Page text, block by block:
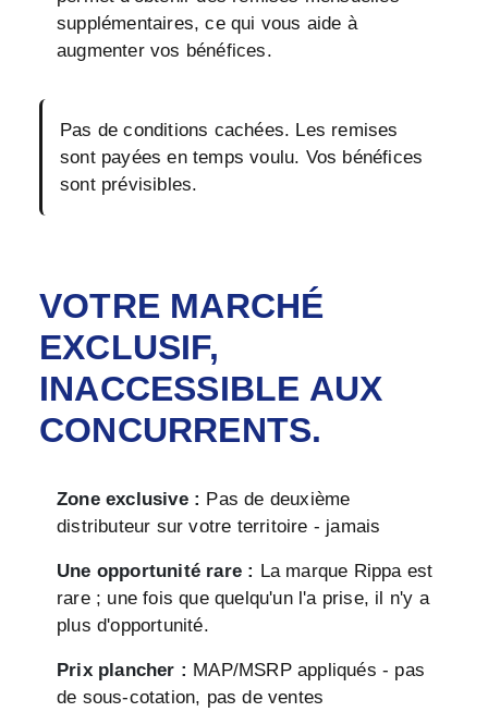
supplémentaires, ce qui vous aide à
augmenter vos bénéfices.
Pas de conditions cachées. Les remises
sont payées en temps voulu. Vos bénéfices
sont prévisibles.
VOTRE MARCHÉ
EXCLUSIF,
INACCESSIBLE AUX
CONCURRENTS.
Zone exclusive : Pas de deuxième
distributeur sur votre territoire - jamais
Une opportunité rare : La marque Rippa est
rare ; une fois que quelqu'un l'a prise, il n'y a
plus d'opportunité.
Prix plancher : MAP/MSRP appliqués - pas
de sous-cotation, pas de ventes